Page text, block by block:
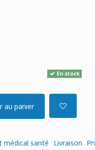
En stock
au panier
médical santé Livraison